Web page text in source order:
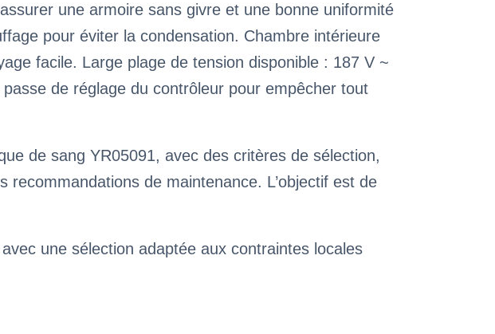
une armoire sans givre et une bonne uniformité
pour éviter la condensation. Chambre intérieure
facile. Large plage de tension disponible : 187 V ~
de réglage du contrôleur pour empêcher tout
de sang YR05091, avec des critères de sélection,
de maintenance. L’objectif est de
une sélection adaptée aux contraintes locales